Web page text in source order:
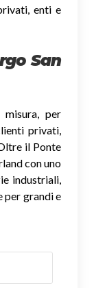
enti e
San
per
privati,
il Ponte
con uno
industriali,
per grandi e